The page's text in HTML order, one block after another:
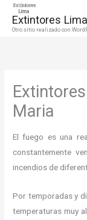
Extintores Lima
Otro sitio realizado con
Maria
El fuego es una
constantemente
incendios de
Por temporadas y
temperaturas muy